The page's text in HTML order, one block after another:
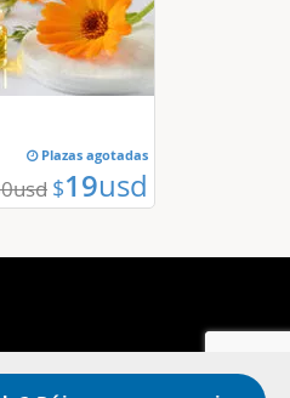
Plazas agotadas
usd $19usd